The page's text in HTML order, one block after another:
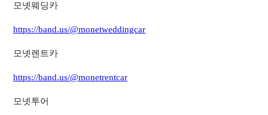
모넷웨딩카
https://band.us/@monetweddingcar
모넷렌트카
https://band.us/@monetrentcar
모넷투어